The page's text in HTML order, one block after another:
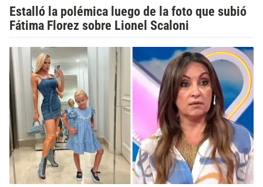
Estalló la polémica luego de la foto que subió
Fátima Florez sobre Lionel Scaloni